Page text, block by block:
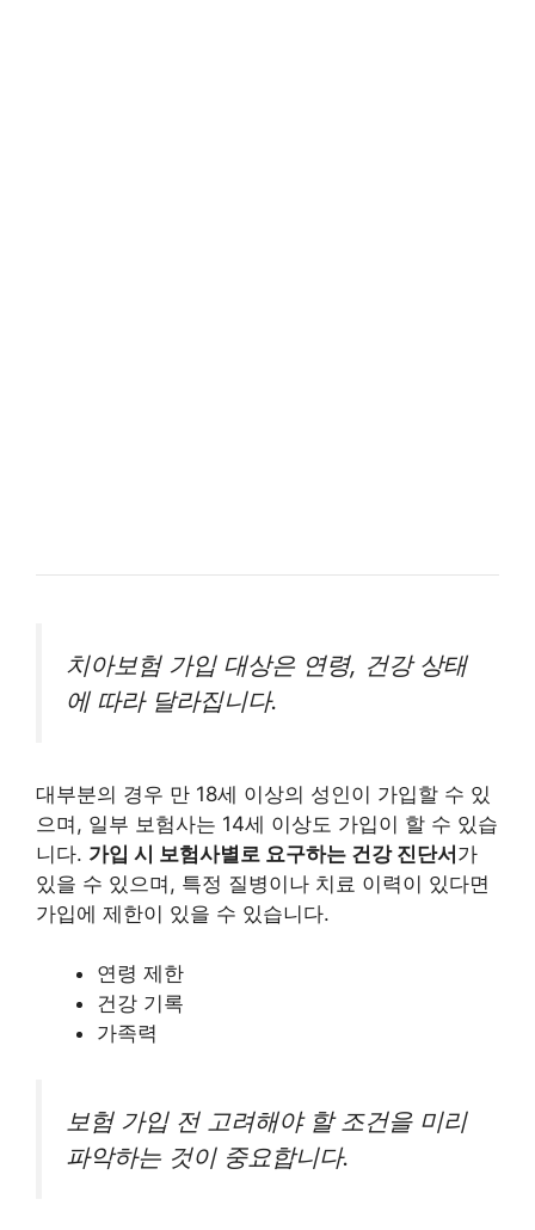
치아보험 가입 대상은 연령, 건강 상태
에 따라 달라집니다.
대부분의 경우 만 18세 이상의 성인이 가입할 수 있
으며, 일부 보험사는 14세 이상도 가입이 할 수 있습
니다. 가입 시 보험사별로 요구하는 건강 진단서가
있을 수 있으며, 특정 질병이나 치료 이력이 있다면
가입에 제한이 있을 수 있습니다.
연령 제한
건강 기록
가족력
보험 가입 전 고려해야 할 조건을 미리
파악하는 것이 중요합니다.